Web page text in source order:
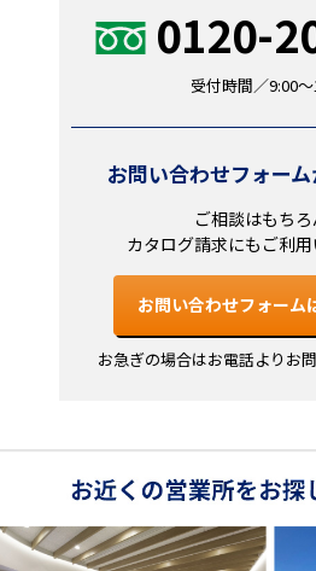
0120-
受付時間／9:00
お問い合わせフォー
ご相談はもちろ
カタログ請求にもご利
お問い合わせフォーム
お急ぎの場合はお電話よりお